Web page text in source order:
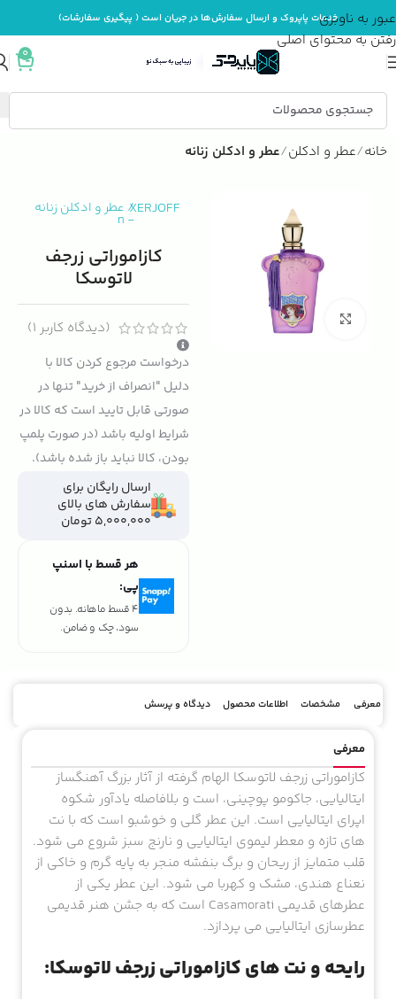
عبور به ناوبری
رفتن به محتوای اصلی
خدمات پاپروک و ارسال سفارش‌ها در جریان است ( پیگیری سفارشات)
0
خانه عطر و ادکلن عطر و ادکلن زنانه
بزرگنمایی تصویر
XERJOFF
/ عطر و ادکلن زنانه
-
n
کازاموراتی زرجف
لاتوسکا
(دیدگاه کاربر 1
)
درخواست مرجوع کردن کالا با
دلیل "انصراف از خرید" تنها در
صورتی قابل تایید است که کالا در
شرایط اولیه باشد (در صورت پلمپ
بودن، کالا نباید باز شده باشد).
ارسال رایگان برای
سفارش های بالای
5,000,000 تومان
هر قسط با اسنپ
پی:
4 قسط ماهانه. بدون
سود، چک و ضامن.
معرفی مشخصات اطلاعات محصول دیدگاه و پرسش
معرفی
کازاموراتی زرجف لاتوسکا الهام گرفته از آثار بزرگ آهنگساز
ایتالیایی، جاکومو پوچینی، است و بلافاصله یادآور شکوه
اپرای ایتالیایی است. این عطر گلی و خوشبو است که با نت
های تازه و معطر لیموی ایتالیایی و نارنج سبز شروع می شود.
قلب متمایز از ریحان و برگ بنفشه منجر به پایه گرم و خاکی از
نعناع هندی، مشک و کهربا می شود. این عطر یکی از
عطرهای قدیمی Casamorati است که به جشن هنر قدیمی
عطرسازی ایتالیایی می پردازد.
رایحه و نت های کازاموراتی زرجف لاتوسکا: